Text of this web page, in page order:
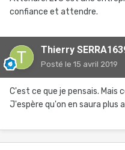
confiance et attendre.
Thierry
Posté le 15 avril 2019
C'est ce que je pensais.
J'espère qu'on en saura plus